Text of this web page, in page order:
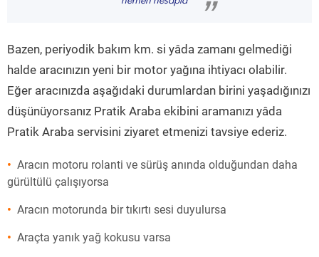
”
Bazen, periyodik bakım km. si yâda zamanı gelmediği
halde aracınızın yeni bir motor yağına ihtiyacı olabilir.
Eğer aracınızda aşağıdaki durumlardan birini yaşadığınızı
düşünüyorsanız Pratik Araba ekibini aramanızı yâda
Pratik Araba servisini ziyaret etmenizi tavsiye ederiz.
Aracın motoru rolanti ve sürüş anında olduğundan daha
gürültülü çalışıyorsa
Aracın motorunda bir tıkırtı sesi duyulursa
Araçta yanık yağ kokusu varsa